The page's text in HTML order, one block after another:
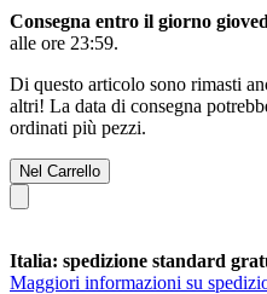
Consegna entro il giorno
alle ore 23:59.
Di questo articolo sono rimasti
altri! La data di consegna
ordinati più pezzi.
Nel Carrello
Italia: spedizione standard
Maggiori informazioni su